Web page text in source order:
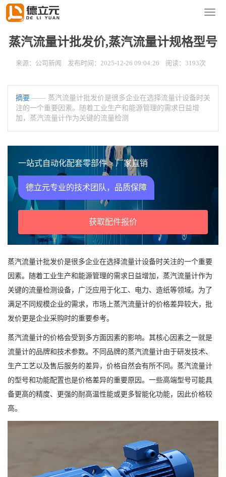
导
单
您的位置：首页
蒸汽流量计批发价,蒸汽流量计规格型号
来源：公司新闻 发布时间：2025-12-26 09:04:26 阅读：3193次
摘要 —— 蒸汽流量计批发价是很多企业在选择流量计设备时关
注的一个重要因素。随着工业生产和能源管理的需求日益增
加，蒸汽流量计作为关键的流量检测
一站式自动化配套零部件 > 厂家直销
德立元专业的技术团队，品质保障
获取配件报价
蒸汽流量计批发价是很多企业在选择流量计设备时关注的一个重要
因素。随着工业生产和能源管理的需求日益增加，蒸汽流量计作为
关键的流量检测设备，广泛应用于化工、电力、造纸等领域。为了
满足不同规模企业的需求，市场上蒸汽流量计的价格差异较大，批
发价更是企业采购时的重要参考。
蒸汽流量计的价格会受到多方面因素的影响。其核心因素之一就是
流量计的品牌和技术参数。不同品牌的蒸汽流量计由于研发技术、
生产工艺以及售后服务的差异，价格自然会有所不同。蒸汽流量计
的型号和功能配置也是价格差异的重要原因。一些高端型号可能具
备更高的精度、更强的耐高温性能或更多智能化功能，因此价格较
高。